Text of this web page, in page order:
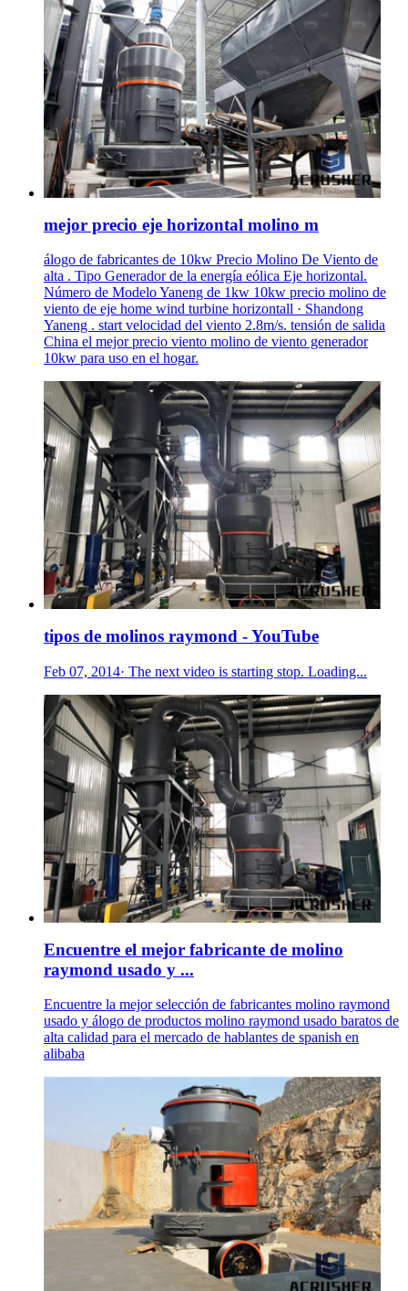
mejor precio eje horizontal molino m
álogo de fabricantes de 10kw Precio Molino De Viento de
alta . Tipo Generador de la energía eólica Eje horizontal.
Número de Modelo Yaneng de 1kw 10kw precio molino de
viento de eje home wind turbine horizontall · Shandong
Yaneng . start velocidad del viento 2.8m/s. tensión de salida
China el mejor precio viento molino de viento generador
10kw para uso en el hogar.
tipos de molinos raymond - YouTube
Feb 07, 2014· The next video is starting stop. Loading...
Encuentre el mejor fabricante de molino
raymond usado y ...
Encuentre la mejor selección de fabricantes molino raymond
usado y álogo de productos molino raymond usado baratos de
alta calidad para el mercado de hablantes de spanish en
alibaba